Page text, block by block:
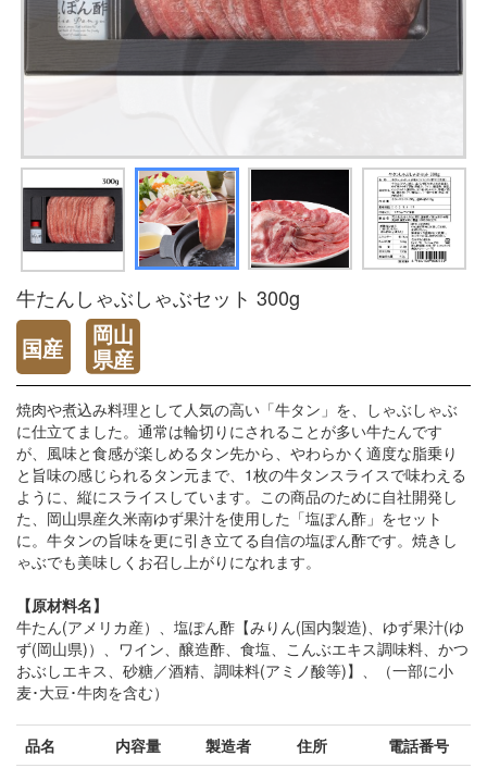
牛たんしゃぶしゃぶセット 300g
焼肉や煮込み料理として人気の高い「牛タン」を、しゃぶしゃぶ
に仕立てました。通常は輪切りにされることが多い牛たんです
が、風味と食感が楽しめるタン先から、やわらかく適度な脂乗り
と旨味の感じられるタン元まで、1枚の牛タンスライスで味わえる
ように、縦にスライスしています。この商品のために自社開発し
た、岡山県産久米南ゆず果汁を使用した「塩ぽん酢」をセット
に。牛タンの旨味を更に引き立てる自信の塩ぽん酢です。焼きし
ゃぶでも美味しくお召し上がりになれます。
【原材料名】
牛たん(アメリカ産）、塩ぽん酢【みりん(国内製造)、ゆず果汁(ゆ
ず(岡山県)）、ワイン、醸造酢、食塩、こんぶエキス調味料、かつ
おぶしエキス、砂糖／酒精、調味料(アミノ酸等)】、（一部に小
麦･大豆･牛肉を含む）
品名 内容量 製造者 住所
電話番号